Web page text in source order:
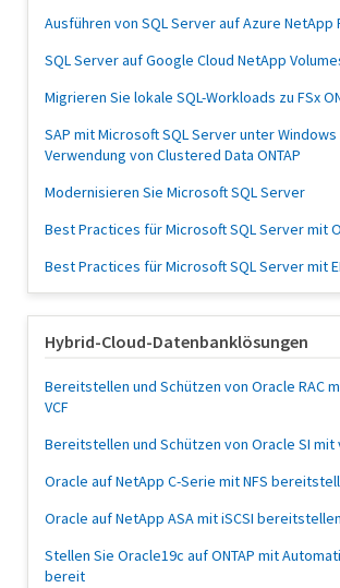
Ausführen von SQL Server auf Azure NetApp
SQL Server auf Google Cloud NetApp
Migrieren Sie lokale SQL-Workloads zu FSx
SAP mit Microsoft SQL Server unter
Verwendung von Clustered Data ONTAP
Modernisieren Sie Microsoft SQL Server
Best Practices für Microsoft SQL Server mit
Best Practices für Microsoft SQL Server mit
Hybrid-Cloud-Datenbanklösungen
Bereitstellen und Schützen von Oracle RAC
VCF
Bereitstellen und Schützen von Oracle SI mit
Oracle auf NetApp C-Serie mit NFS
Oracle auf NetApp ASA mit iSCSI bereitstellen
Stellen Sie Oracle19c auf ONTAP mit
bereit